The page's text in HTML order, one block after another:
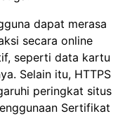
dapat merasa
secara online
seperti data kartu
Selain itu, HTTPS
peringkat situs
Sertifikat